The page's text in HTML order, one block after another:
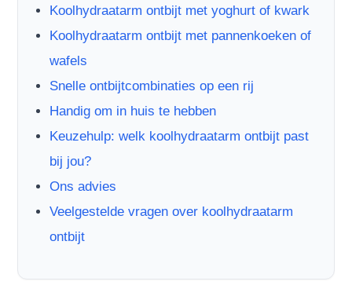
Koolhydraatarm ontbijt met yoghurt of kwark
Koolhydraatarm ontbijt met pannenkoeken of
wafels
Snelle ontbijtcombinaties op een rij
Handig om in huis te hebben
Keuzehulp: welk koolhydraatarm ontbijt past
bij jou?
Ons advies
Veelgestelde vragen over koolhydraatarm
ontbijt